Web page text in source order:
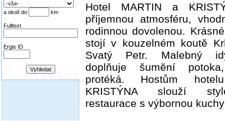
a okolí do km
Fulltext
Ergis ID
Hotel MARTIN a
příjemnou atmosféru,
rodinnou dovolenou.
stojí v kouzelném koutě
Svatý Petr. Malebný
doplňuje šumění
protéká. Hostům
KRISTÝNA slouží
restaurace s výbornou